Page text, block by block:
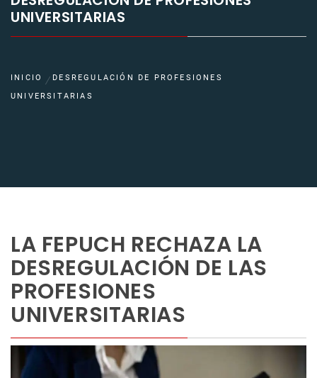
UNIVERSITARIAS
INICIO
DESREGULACIÓN DE PROFESIONES
UNIVERSITARIAS
LA FEPUCH RECHAZA LA
DESREGULACIÓN DE LAS
PROFESIONES
UNIVERSITARIAS